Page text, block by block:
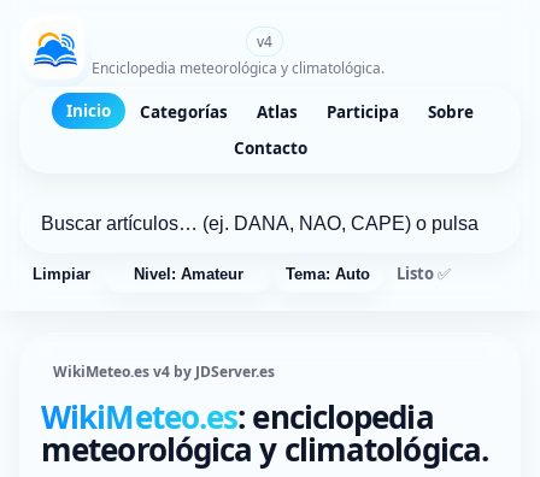
v4
Enciclopedia meteorológica y climatológica.
Inicio Categorías Atlas Participa
Sobre
Contacto
Limpiar Nivel: Amateur Tema: Auto Listo ✅
WikiMeteo.es v4 by JDServer.es
WikiMeteo.es: enciclopedia
meteorológica y climatológica.